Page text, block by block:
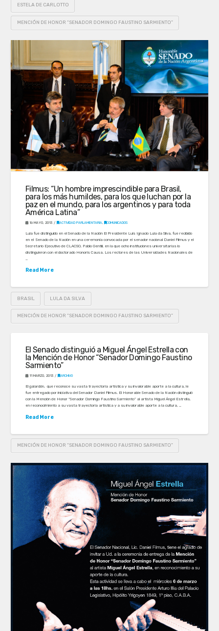
ESTELA DE CARLOTTO
MENCIÓN DE HONOR “SENADOR DOMINGO FAUSTINO SARMIENTO”
Filmus: “Un hombre imprescindible para Brasil,
para los más humildes, para los que luchan por la
paz en el mundo, para los argentinos y para toda
América Latina”
16 MAYO, 2013 ACTIVIDAD PARLAMENTARIA , COMUNICADOS
Lula fue distinguido en el Senado de la Nación El Presidente Luis Ignacio Lula da Silva, fue recibido
en el Senado de la Nación en una ceremonia convocada por el senador nacional Daniel Filmus y el
Secretario Ejecutivo de CLACSO, Pablo Gentili, en la que ocho instituciones universitarias lo
distinguieron con el doctorado Honoris Causa. Los rectores de las Universidades Nacionales de
Read More
BRASIL LULA DA SILVA
MENCIÓN DE HONOR “SENADOR DOMINGO FAUSTINO SARMIENTO”
El Senado distinguió a Miguel Ángel Estrella con
la Mención de Honor “Senador Domingo Faustino
Sarmiento”
11 MARZO, 2013 ARCHIVO
El galardón, que reconoce su vasta trayectoria artística y su invalorable aporte a la cultura, le
fue entregado por iniciativa del Senador Daniel Filmus. El Honorable Senado de la Nación distinguió
con la Mención de Honor “Senador Domingo Faustino Sarmiento” al artista Miguel Ángel Estrella,
en reconocimiento a su vasta trayectoria artística y a su invalorable aporte a la cultura, …
Read More
MENCIÓN DE HONOR “SENADOR DOMINGO FAUSTINO SARMIENTO”